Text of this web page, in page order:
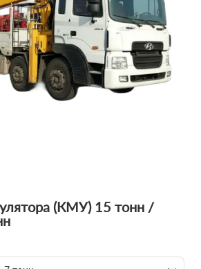
(КМУ) 15 тонн /